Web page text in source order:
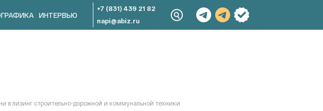
ИНТЕРВЬЮ
+7 (831) 439 21 82
napi@abiz.ru
в лизинг строительно-дорожной и коммунальной техники